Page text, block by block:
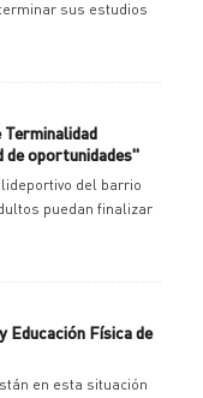
sus estudios
de oportunidades"
del barrio
puedan finalizar
Educación Física de
en esta situación